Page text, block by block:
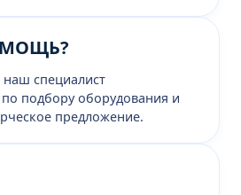
наш специалист
по подбору оборудования и
предложение.